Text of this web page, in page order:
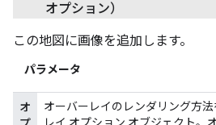
オプション）
この地図に画像を追加します。
パラメータ
オ
オーバーレイのレンダリング方